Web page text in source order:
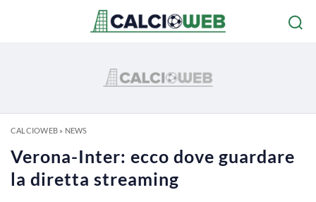
CALCIOWEB» NEWS
Verona-Inter: ecco dove guardare
la diretta streaming